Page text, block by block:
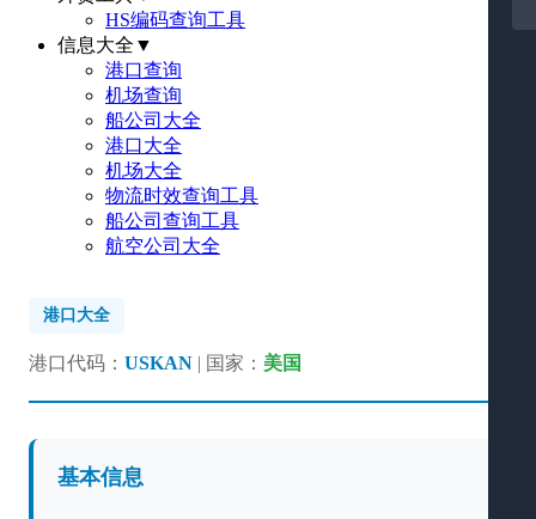
HS编码查询工具
信息大全 ▼
港口查询
机场查询
船公司大全
港口大全
机场大全
物流时效查询工具
船公司查询工具
航空公司大全
港口大全
港口代码： USKAN | 国家： 美国
基本信息